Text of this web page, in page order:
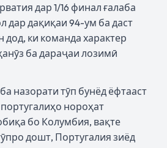
дар 1/16 финал ғалаба
дар дақиқаи 94-ум ба даст
ки команда характер
ба дараҷаи лозимӣ
назорати тӯп бунёд ёфтааст
нороҳат
бо Колумбия, вақте
дошт, Португалия зиёд